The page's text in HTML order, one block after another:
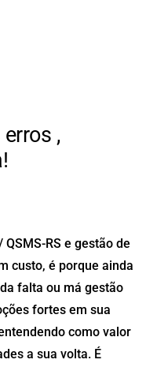
,
RS e gestão de
custo, é porque ainda
falta ou má gestão
fortes em sua
como valor
a sua volta. É